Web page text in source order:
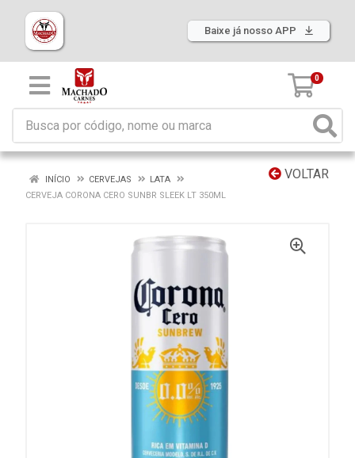
Baixe já nosso APP
0
VOLTAR
INÍCIO CERVEJAS
LATA
CERVEJA CORONA CERO SUNBR SLEEK LT 350ML